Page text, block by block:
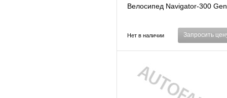
Велосипед Navigator-300
Нет в наличии Запросить